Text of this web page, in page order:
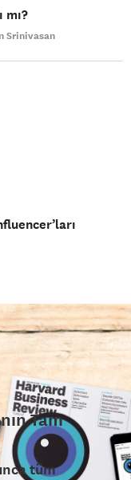
mı?
Srinivasan
Tam
tüm